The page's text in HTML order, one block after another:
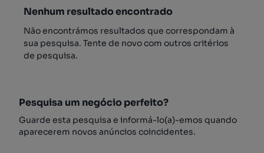
Nenhum resultado encontrado
Não encontrámos resultados que correspondam à
sua pesquisa. Tente de novo com outros critérios
de pesquisa.
Pesquisa um negócio perfeito?
Guarde esta pesquisa e informá-lo(a)-emos quando
aparecerem novos anúncios coincidentes.